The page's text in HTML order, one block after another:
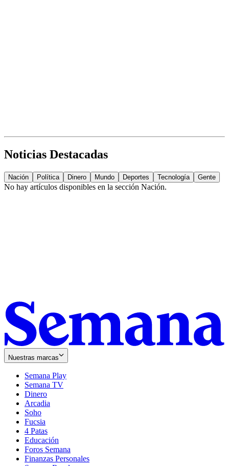
Noticias Destacadas
Nación Política Dinero Mundo Deportes Tecnología Gente
No hay artículos disponibles en la sección Nación.
Nuestras marcas
Semana Play
Semana TV
Dinero
Arcadia
Soho
in
new
window
Fucsia
in
new
window
4 Patas
Educación
Foros Semana
Finanzas Personales